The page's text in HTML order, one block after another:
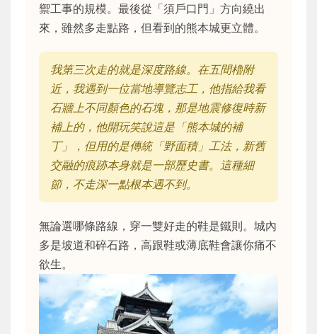
禦工事的規模。最後從「須戶口門」方向繞出
來，雖然多走點路，但看到的熊本城更立體。
我第三次走的就是深度路線。在五間櫓附
近，我遇到一位當地導覽志工，他指給我看
石牆上不同顏色的石塊，那是地震修復時新
補上的，他開玩笑說這是「熊本城的補
丁」，但用的是傳統「野面積」工法，新舊
交融的痕跡本身就是一部歷史書。這種細
節，不走深一點根本遇不到。
無論選哪條路線，穿一雙好走的鞋是鐵則。城內
多是坡道和碎石路，高跟鞋或薄底鞋會讓你痛不
欲生。